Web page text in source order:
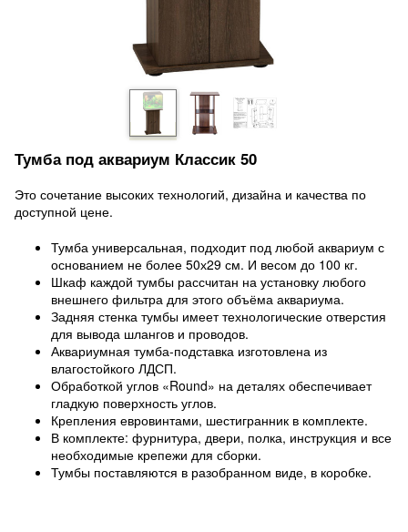
Тумба под аквариум Классик 50
Это сочетание высоких технологий, дизайна и качества по
доступной цене.
Тумба универсальная, подходит под любой аквариум с
основанием не более 50х29 см. И весом до 100 кг.
Шкаф каждой тумбы рассчитан на установку любого
внешнего фильтра для этого объёма аквариума.
Задняя стенка тумбы имеет технологические отверстия
для вывода шлангов и проводов.
Аквариумная тумба-подставка изготовлена из
влагостойкого ЛДСП.
Обработкой углов «Round» на деталях обеспечивает
гладкую поверхность углов.
Крепления евровинтами, шестигранник в комплекте.
В комплекте: фурнитура, двери, полка, инструкция и все
необходимые крепежи для сборки.
Тумбы поставляются в разобранном виде, в коробке.